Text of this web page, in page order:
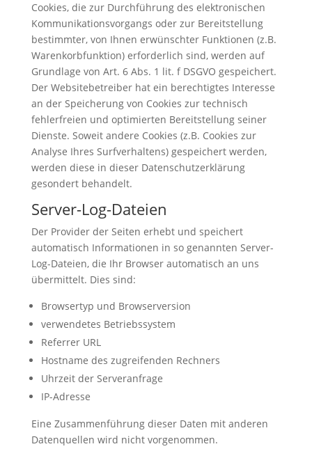
Cookies, die zur Durchführung des elektronischen
Kommunikationsvorgangs oder zur Bereitstellung
bestimmter, von Ihnen erwünschter Funktionen (z.B.
Warenkorbfunktion) erforderlich sind, werden auf
Grundlage von Art. 6 Abs. 1 lit. f DSGVO gespeichert.
Der Websitebetreiber hat ein berechtigtes Interesse
an der Speicherung von Cookies zur technisch
fehlerfreien und optimierten Bereitstellung seiner
Dienste. Soweit andere Cookies (z.B. Cookies zur
Analyse Ihres Surfverhaltens) gespeichert werden,
werden diese in dieser Datenschutzerklärung
gesondert behandelt.
Server-Log-Dateien
Der Provider der Seiten erhebt und speichert
automatisch Informationen in so genannten Server-
Log-Dateien, die Ihr Browser automatisch an uns
übermittelt. Dies sind:
Browsertyp und Browserversion
verwendetes Betriebssystem
Referrer URL
Hostname des zugreifenden Rechners
Uhrzeit der Serveranfrage
IP-Adresse
Eine Zusammenführung dieser Daten mit anderen
Datenquellen wird nicht vorgenommen.